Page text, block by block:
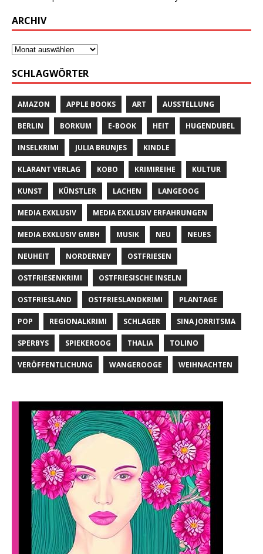
ARCHIV
SCHLAGWÖRTER
AMAZON APPLE BOOKS ART AUSSTELLUNG
BERLIN BORKUM E-BOOK HEIT HUGENDUBEL
INSELKRIMI JULIA BRUNJES KINDLE
KLARANT VERLAG KOBO KRIMIREIHE KULTUR
KUNST KÜNSTLER LACHEN LANGEOOG
MEDIA EXKLUSIV MEDIA EXKLUSIV ERFAHRUNGEN
MEDIA EXKLUSIV GMBH MUSIK NEU NEUES
NEUHEIT NORDERNEY OSTFRIESEN
OSTFRIESENKRIMI OSTFRIESISCHE INSELN
OSTFRIESLAND OSTFRIESLANDKRIMI PLANTAGE
POP REGIONALKRIMI SCHLAGER SINA JORRITSMA
SPERBYS SPIEKEROOG THALIA TOLINO
VERÖFFENTLICHUNG WANGEROOGE WEIHNACHTEN